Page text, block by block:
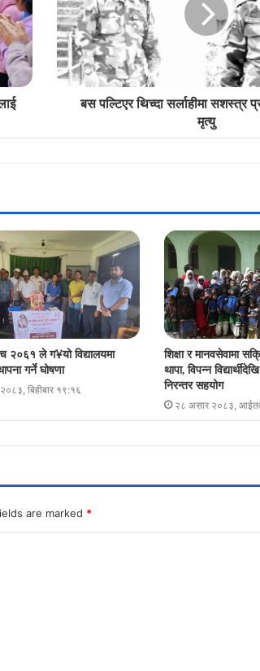
बस पल्टिएर थिच्दा सर्लाहीमा सशस्त्र
मृत्यु
२०६१ ले ग¥यो विद्यालयमा
गर्ने घोषणा
बिहीबार १९:१६
शिक्षा र मानवसेवामा
थापा, विपन्न
निरन्तर सहयोग
२८ असार २०८३,
are marked *